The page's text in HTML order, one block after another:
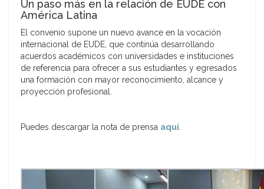
Un paso más en la relación de EUDE con
América Latina
El convenio supone un nuevo avance en la vocación
internacional de EUDE, que continúa desarrollando
acuerdos académicos con universidades e instituciones
de referencia para ofrecer a sus estudiantes y egresados
una formación con mayor reconocimiento, alcance y
proyección profesional.
Puedes descargar la nota de prensa aquí.